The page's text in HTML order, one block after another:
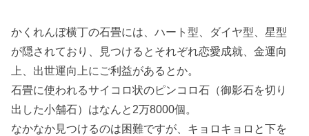
かくれんぼ横丁の石畳には、ハート型、ダイヤ型、星型
が隠されており、見つけるとそれぞれ恋愛成就、金運向
上、出世運向上にご利益があるとか。
石畳に使われるサイコロ状のピンコロ石（御影石を切り
出した小舗石）はなんと2万8000個。
なかなか見つけるのは困難ですが、キョロキョロと下を